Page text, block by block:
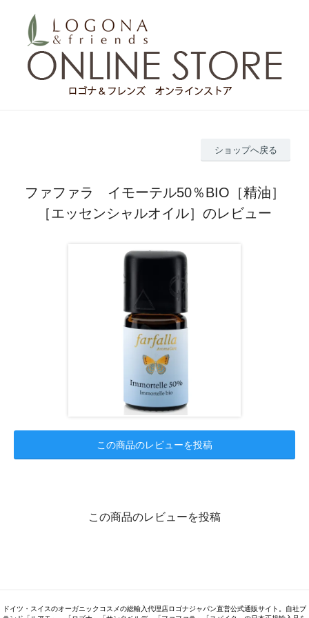
ショップへ戻る
ファファラ イモーテル50％BIO［精油］
［エッセンシャルオイル］のレビュー
この商品のレビューを投稿
この商品のレビューを投稿
ドイツ・スイスのオーガニックコスメの総輸入代理店ロゴナジャパン直営公式通販サイト。自社ブ